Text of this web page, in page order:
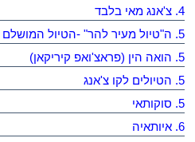
4. צ'אנג מאי בלבד
5. ה"טיול מעיר להר" -הטיול המושלם לצפון
5. הואה הין (פראצ'ואפ קיריקאן)
5. הטיולים לקו צ'אנג
5. סוקותאי
6. איותאיה